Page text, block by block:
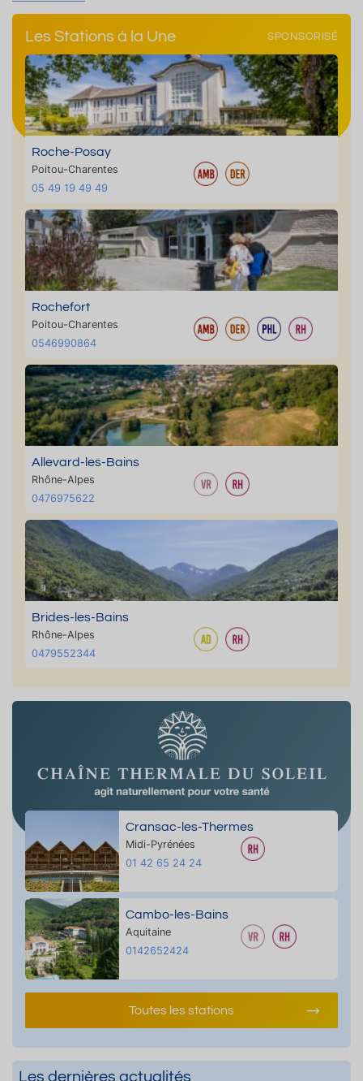
Les Stations à la Une SPONSORISÉ
Roche-Posay
Poitou-Charentes
05 49 19 49 49
Rochefort
Poitou-Charentes
0546990864
Allevard-les-Bains
Rhône-Alpes
0476975622
Brides-les-Bains
Rhône-Alpes
0479552344
Cransac-les-Thermes
Midi-Pyrénées
01 42 65 24 24
Cambo-les-Bains
Aquitaine
0142652424
Toutes les stations
Les dernières actualités